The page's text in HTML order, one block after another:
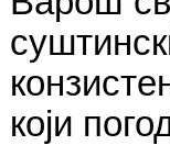
који